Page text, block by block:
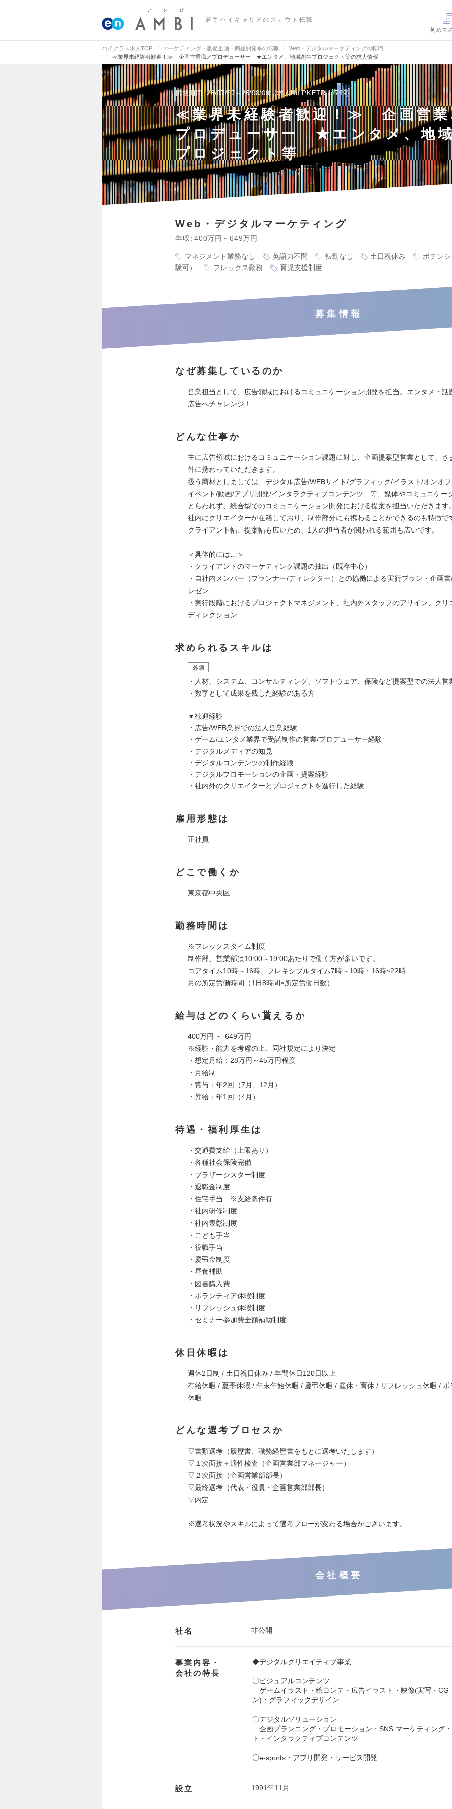
若手ハイキャリアのスカウト転職
初めて
ハイクラス求人TOP マーケティング・販促企画・商品開発系の転職
Web・デジタルマーケティングの転職
≪業界未経験者歓迎！≫ 企画営業職／プロデューサー ★エンタメ、地域創生プロジェクト等の求人情報
掲載期間 26/07/27～26/08/09 求人No.PKETR-11749
≪業界未経験者歓迎！≫ 企画営業
プロデューサー ★エンタメ、地
プロジェクト等
Web・デジタルマーケティング
年収 400万円～649万円
マネジメント業務なし 英語力不問 転勤なし 土日祝休み
ポテン
験可）
フレックス勤務 育児支援制度
募集情報
なぜ募集しているのか
営業担当として、広告領域におけるコミュニケーション開発を担当。エンタメ・話
広告へチャレンジ！
どんな仕事か
主に広告領域におけるコミュニケーション課題に対し、企画提案型営業として、さ
件に携わっていただきます。
扱う商材としましては、デジタル広告/WEBサイト/グラフィック/イラスト/オンオ
イベント/動画/アプリ開発/インタラクティブコンテンツ 等、媒体やコミュニケー
とらわれず、統合型でのコミュニケーション開発における提案を担当いただきます
社内にクリエイターが在籍しており、制作部分にも携わることができるのも特徴で
クライアント幅、提案幅も広いため、1人の担当者が関われる範囲も広いです。
＜具体的には…＞
・クライアントのマーケティング課題の抽出（既存中心）
・自社内メンバー（プランナー/ディレクター）との協働による実行プラン・企画
レゼン
・実行段階におけるプロジェクトマネジメント、社内外スタッフのアサイン、クリ
ディレクション
求められるスキルは
必須
・人材、システム、コンサルティング、ソフトウェア、保険など提案型での法人営
・数字として成果を残した経験のある方
▼歓迎経験
・広告/WEB業界での法人営業経験
・ゲーム/エンタメ業界で受諾制作の営業/プロデューサー経験
・デジタルメディアの知見
・デジタルコンテンツの制作経験
・デジタルプロモーションの企画・提案経験
・社内外のクリエイターとプロジェクトを進行した経験
雇用形態は
正社員
どこで働くか
東京都中央区
勤務時間は
※フレックスタイム制度
制作部、営業部は10:00～19:00あたりで働く方が多いです。
コアタイム10時～16時、フレキシブルタイム7時～10時・16時~22時
月の所定労働時間（1日8時間×所定労働日数）
給与はどのくらい貰えるか
400万円 ～ 649万円
※経験・能力を考慮の上、同社規定により決定
・想定月給：28万円～45万円程度
・月給制
・賞与：年2回（7月、12月）
・昇給：年1回（4月）
待遇・福利厚生は
・交通費支給（上限あり）
・各種社会保険完備
・ブラザーシスター制度
・退職金制度
・住宅手当 ※支給条件有
・社内研修制度
・社内表彰制度
・こども手当
・役職手当
・慶弔金制度
・昼食補助
・図書購入費
・ボランティア休暇制度
・リフレッシュ休暇制度
・セミナー参加費全額補助制度
休日休暇は
週休2日制 / 土日祝日休み / 年間休日120日以上
有給休暇 / 夏季休暇 / 年末年始休暇 / 慶弔休暇 / 産休・育休 / リフレッシュ休暇 / ボ
休暇
どんな選考プロセスか
▽書類選考（履歴書、職務経歴書をもとに選考いたします）
▽１次面接＋適性検査（企画営業部マネージャー）
▽２次面接（企画営業部部長）
▽最終選考（代表・役員・企画営業部部長）
▽内定
※選考状況やスキルによって選考フローが変わる場合がございます。
会社概要
社名 非公開
事業内容・
会社の特長
◆デジタルクリエイティブ事業
〇ビジュアルコンテンツ
ゲームイラスト・絵コンテ・広告イラスト・映像(実写・CG
ン)・グラフィックデザイン
〇デジタルソリューション
企画プランニング・プロモーション・SNS マーケティング
ト・インタラクティブコンテンツ
〇e-sports・アプリ開発・サービス開発
設立 1991年11月